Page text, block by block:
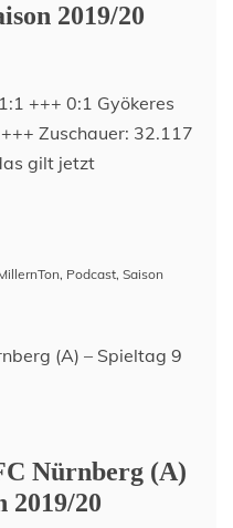
2019/20
+++ 0:1 Gyökeres
Zuschauer: 32.117
gilt jetzt
, Podcast, Saison
Nürnberg (A)
2019/20